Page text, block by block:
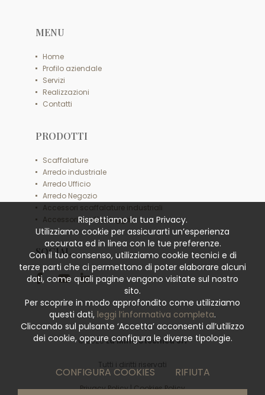
MENU
Home
Profilo aziendale
Servizi
Realizzazioni
Contatti
PRODOTTI
Scaffalature
Arredo industriale
Arredo Ufficio
Arredo Negozio
Accessori scaffalature industriali
Accessori scaffali leggeri
SOCIAL
© 2026La Minciotecnica Srl
Tutti i diritti riservati
Privacy Policy|Cookies Policy
Rispettiamo la tua Privacy.
Utilizziamo cookie per assicurarti un’esperienza
accurata ed in linea con le tue preferenze.
Con il tuo consenso, utilizziamo cookie tecnici e di
terze parti che ci permettono di poter elaborare alcuni
dati, come quali pagine vengono visitate sul nostro
sito.
Per scoprire in modo approfondito come utilizziamo
questi dati, leggi l’informativa completa.
Cliccando sul pulsante ‘Accetta’ acconsenti all’utilizzo
dei cookie, oppure configura le diverse tipologie.
CONFIGURA COOKIES RIFIUTA